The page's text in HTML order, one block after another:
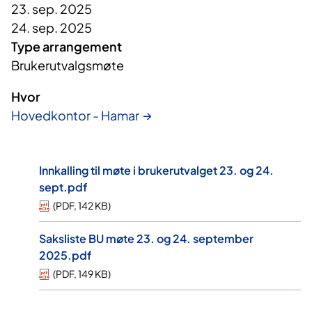
23. sep. 2025
24. sep. 2025
Type arrangement
Brukerutvalgsmøte
Hvor
Hovedkontor - Hamar
Innkalling til møte i brukerutvalget 23. og 24.
sept.pdf
(PDF,142 KB)
Saksliste BU møte 23. og 24. september
2025.pdf
(PDF,149 KB)